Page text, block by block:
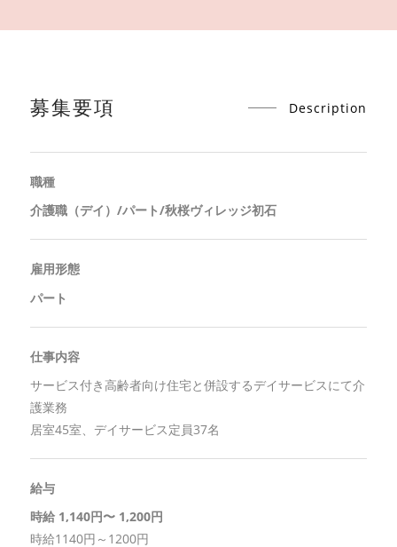
募集要項 Description
職種
介護職（デイ）/パート/秋桜ヴィレッジ初石
雇用形態
パート
仕事内容
サービス付き高齢者向け住宅と併設するデイサービスにて介
護業務
居室45室、デイサービス定員37名
給与
時給 1,140円〜 1,200円
時給1140円～1200円